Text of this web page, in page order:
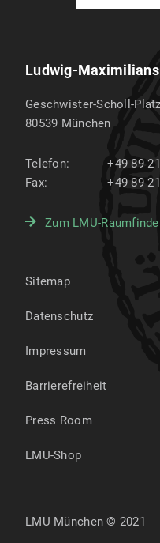
Ludwig-
Geschwister-Scholl-
80539 München
Telefon:
+49 89
Fax:
+49 89
Zum LMU-
Sitemap
Datenschutz
Impressum
Barrierefreiheit
Press Room
LMU-Shop
LMU München © 2021